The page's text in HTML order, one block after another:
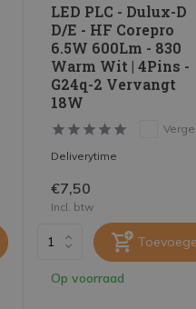
LED PLC - Dulux-D
D/E - HF Corepro
6.5W 600Lm - 830
Warm Wit | 4Pins -
G24q-2 Vervangt
18W
Deliverytime
€7,50
Incl. btw
Op voorraad